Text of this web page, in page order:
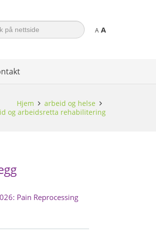
A A
Hjem
arbeid og helse
og arbeidsretta rehabilitering
Pain Reprocessing